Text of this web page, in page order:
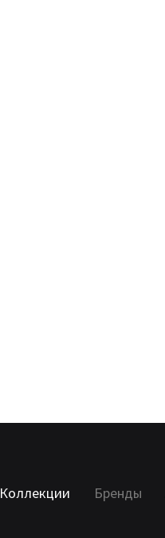
Коллекции Бренды